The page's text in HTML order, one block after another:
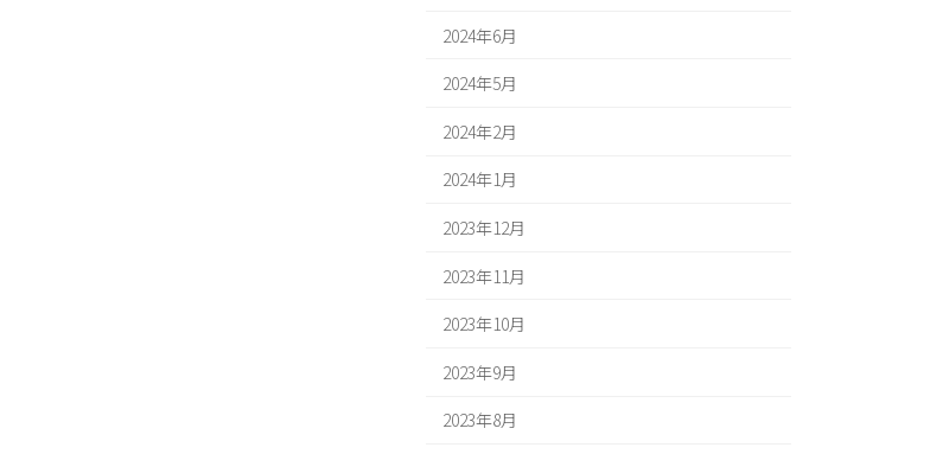
2024年6月
2024年5月
2024年2月
2024年1月
2023年12月
2023年11月
2023年10月
2023年9月
2023年8月